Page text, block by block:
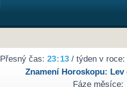
Přesný čas: 23: 13/ týden v roce:
Znamení Horoskopu: Lev
Fáze měsíce: